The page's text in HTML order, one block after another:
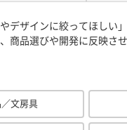
デザインに絞ってほしい
商品選びや開発に反映させ
文房具